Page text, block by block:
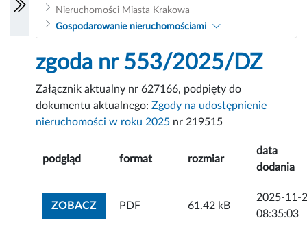
Nieruchomości Miasta Krakowa
Gospodarowanie nieruchomościami
zgoda nr 553/2025/DZ
Załącznik aktualny nr 627166, podpięty do
dokumentu aktualnego:Zgody na udostępnienie
nieruchomości w roku 2025 nr 219515
podgląd format rozmiar
data
dodania
ZOBACZZOBACZ ZAŁĄCZNIK
PDF 61.42 kB
2025-11-
08:35:03